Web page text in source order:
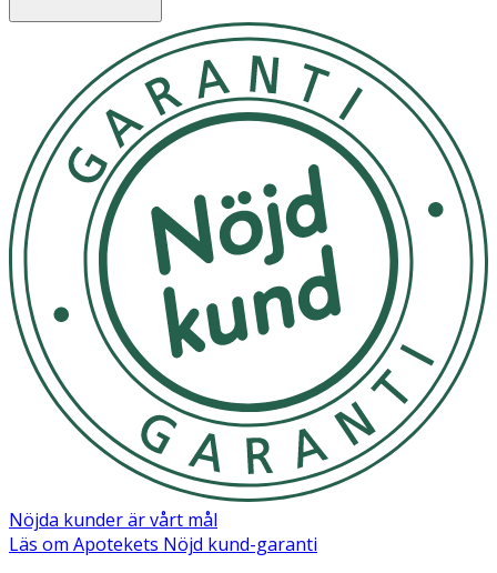
Nöjda kunder är vårt mål
Läs om Apotekets Nöjd kund-garanti